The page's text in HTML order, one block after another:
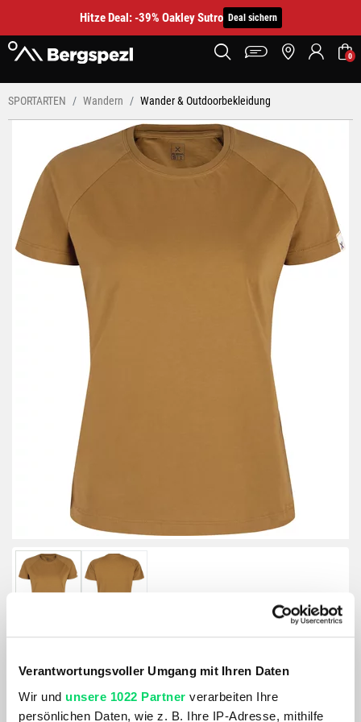
Verantwortungsvoller Umgang mit Ihren Daten
Wir und unsere 1022 Partner verarbeiten Ihre
persönlichen Daten, wie z. B. Ihre IP-Adresse, mithilfe
Hitze Deal: -39% Oakley Sutro Deal sichern
0
SPORTARTEN Wandern Wander & Outdoorbekleidung
Montura Damen Minimal Logo T-Shirt